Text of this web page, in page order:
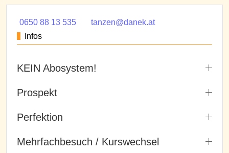
0650 88 13 535
tanzen@danek.at
Infos
KEIN Abosystem!
Prospekt
Perfektion
Mehrfachbesuch / Kurswechsel